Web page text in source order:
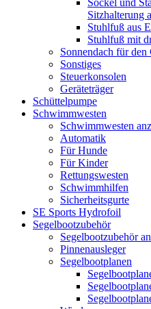
Sitzhalterung
Stuhlfuß aus
Stuhlfuß mit
Sonnendach für den
Sonstiges
Steuerkonsolen
Geräteträger
Schüttelpumpe
Schwimmwesten
Schwimmwesten
Automatik
Für Hunde
Für Kinder
Rettungswesten
Schwimmhilfen
Sicherheitsgurte
SE Sports Hydrofoil
Segelbootzubehör
Segelbootzubehör
Pinnenausleger
Segelbootplanen